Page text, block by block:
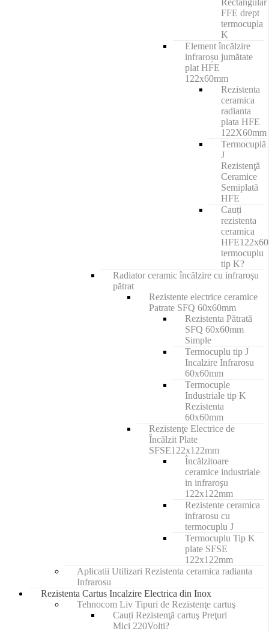
FFE drept
termocupla
K
Element încălzire
infraroșu jumătate
plat HFE
122x60mm
Rezistenta
ceramica
radianta
plata HFE
122X60mm
Termocuplă
J
Rezistenţă
Ceramice
Semiplată
HFE
Cauți
rezistenta
ceramica
termocuplu
tip K?
Radiator ceramic încălzire cu infraroşu
pătrat
Rezistente electrice ceramice
Patrate SFQ 60x60mm
Rezistenta Pătrată
SFQ 60x60mm
Simple
Termocuplu tip J
Incalzire Infrarosu
60x60mm
Termocuple
Industriale tip K
Rezistenta
60x60mm
Rezistenţe Electrice de
Încălzit Plate
SFSE122x122mm
Încălzitoare
ceramice industriale
in infraroşu
122x122mm
Rezistente ceramica
infrarosu cu
termocuplu J
Termocuplu Tip K
plate SFSE
122x122mm
Aplicatii Utilizari Rezistenta ceramica radianta
Infrarosu
Rezistenta Cartus Incalzire Electrica din Inox
Tehnocom Liv Tipuri de Rezistenţe cartuş
Cauți Rezistenţă cartuş Preţuri
Mici 220Volti?